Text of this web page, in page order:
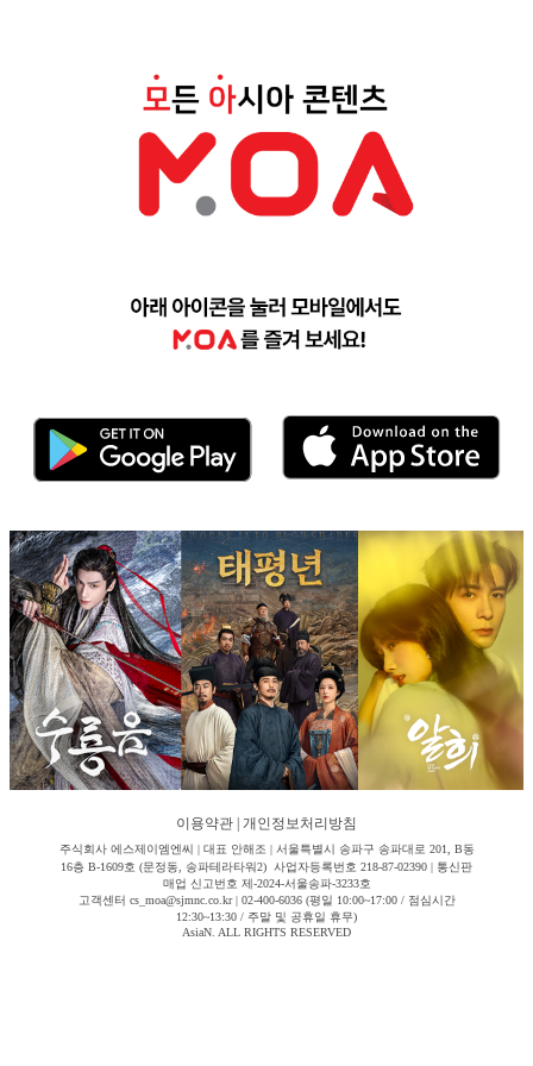
이용약관 개인정보처리방침
주식회사 에스제이엠엔씨 | 대표 안해조 | 서울특별시 송파구 송파대로 201, B동
16층 B-1609호 (문정동, 송파테라타워2) 사업자등록번호 218-87-02390 | 통신판
매업 신고번호 제-2024-서울송파-3233호
고객센터 cs_moa@sjmnc.co.kr | 02-400-6036 (평일 10:00~17:00 / 점심시간
12:30~13:30 / 주말 및 공휴일 휴무)
AsiaN. ALL RIGHTS RESERVED